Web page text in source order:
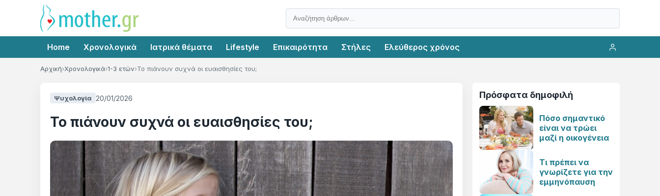
Home Χρονολογικά Ιατρικά θέματα Lifestyle Επικαιρότητα Στήλες Ελεύθερος χρόνος
Αρχική Χρονολογικά 1-3 ετών Το πιάνουν συχνά οι ευαισθησίες του;
Ψυχολογία 20/01/2026
Το πιάνουν συχνά οι ευαισθησίες του;
Πρόσφατα δημοφιλή
Πόσο σημαντικό
είναι να τρώει
μαζί η οικογένεια
Τι πρέπει να
γνωρίζετε για την
εμμηνόπαυση